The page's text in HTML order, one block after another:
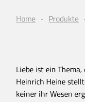
Home Produkte
Liebe ist ein
Heinrich Heine
keiner ihr Wesen